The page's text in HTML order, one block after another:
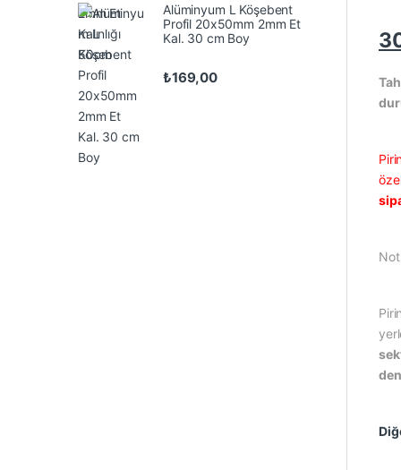
Alüminyum L Köşebent
Profil 20x50mm 2mm Et
Kal. 30 cm Boy
₺169,00